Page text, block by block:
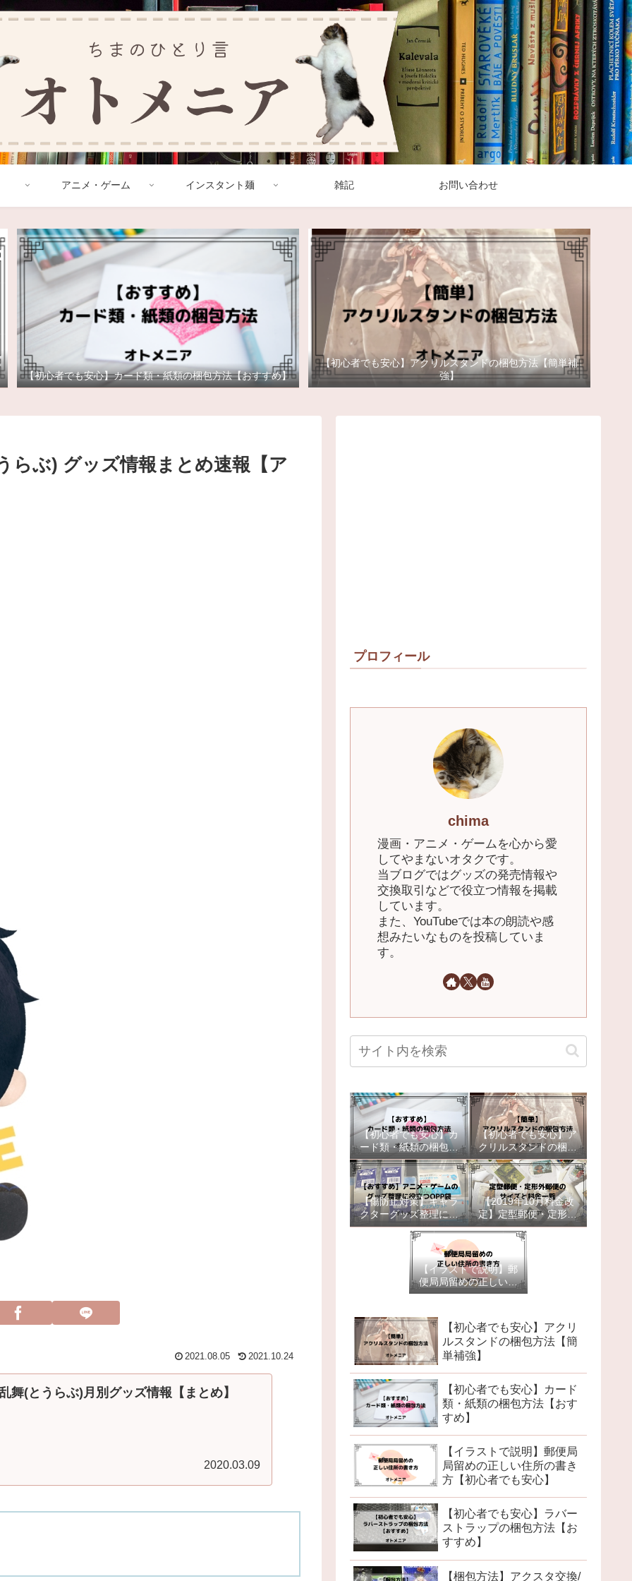
アニメ・ゲーム インスタント麺 雑記 お問い合わせ
【初心者でも安心】カード類・紙類の梱包方法【おすすめ】
【初心者でも安心】アクリルスタンドの梱包方法【簡単補
強】
らぶ) グッズ情報まとめ速報【ア
2021.08.05 2021.10.24
舞(とうらぶ)月別グッズ情報【まとめ】
2020.03.09
プロフィール
chima
漫画・アニメ・ゲームを心から愛
してやまないオタクです。
当ブログではグッズの発売情報や
交換取引などで役立つ情報を掲載
しています。
また、YouTubeでは本の朗読や感
想みたいなものを投稿していま
す。
【初心者でも安心】カ
ード類・紙類の梱包方
法【おすすめ】
【初心者でも安心】ア
クリルスタンドの梱包
方法【簡単補強】
【傷防止対策】キャラ
クターグッズ整理に役
立つOPP袋【おすす
め】
【2019年10月料金改
定】定型郵便・定形外
郵便のサイズと料金一
覧
【イラストで説明】郵
便局局留めの正しい住
所の書き方【初心者で
【初心者でも安心】アクリ
ルスタンドの梱包方法【簡
単補強】
【初心者でも安心】カード
類・紙類の梱包方法【おす
すめ】
【イラストで説明】郵便局
局留めの正しい住所の書き
方【初心者でも安心】
【初心者でも安心】ラバー
ストラップの梱包方法【お
すすめ】
【梱包方法】アクスタ交換/